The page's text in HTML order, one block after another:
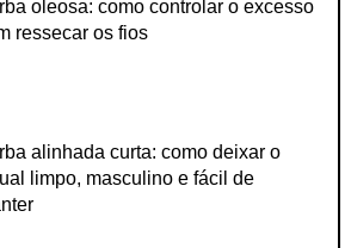
oleosa: como controlar o excesso
ressecar os fios
alinhada curta: como deixar o
limpo, masculino e fácil de